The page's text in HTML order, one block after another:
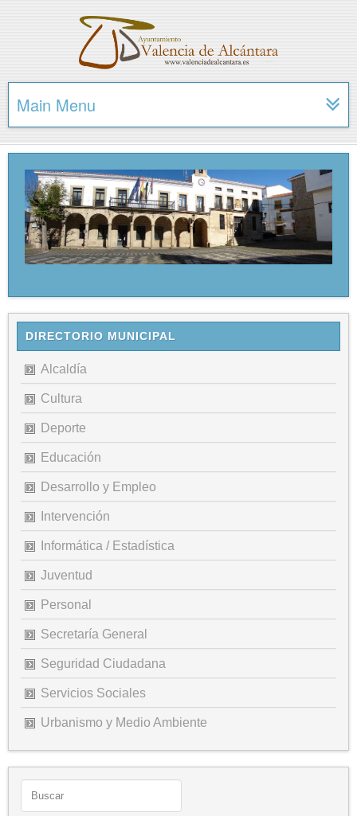
Main Menu
DIRECTORIO MUNICIPAL
Alcaldía
Cultura
Deporte
Educación
Desarrollo y Empleo
Intervención
Informática / Estadística
Juventud
Personal
Secretaría General
Seguridad Ciudadana
Servicios Sociales
Urbanismo y Medio Ambiente